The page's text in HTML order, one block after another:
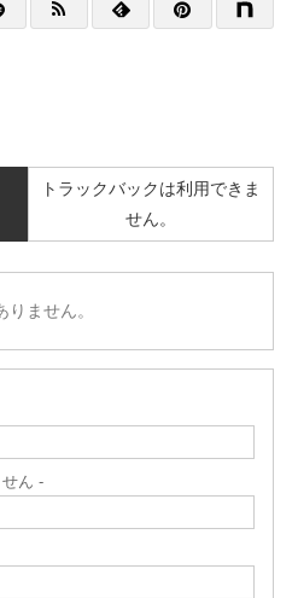
トラックバックは利用できま
せん。
ません。
ん -